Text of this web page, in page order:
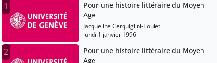
1
Pour une histoire littéraire du Moyen
Age
Jacqueline Cerquiglini-Toulet
lundi 1 janvier 1996
2
Pour une histoire littéraire du Moyen
Age